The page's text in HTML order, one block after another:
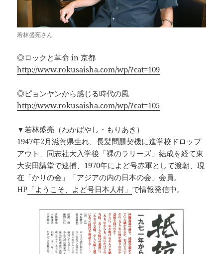
若林盛亮さん
◎ロックと革命 in 京都
http://www.rokusaisha.com/wp/?cat=109
◎ピョンヤンから感じる時代の風
http://www.rokusaisha.com/wp/?cat=105
▼若林盛亮（わかばやし・もりあき）
1947年2月滋賀県生れ、長髪問題契機に進学校ドロップ
アウト、同志社大入学後「裸のラリーズ」結成を経て東
大安田講堂で逮捕、1970年によど号赤軍として渡朝、現
在「かりの会」「アジアの内の日本の会」会員。
HP 「ようこそ、よど号日本人村」 で情報発信中。